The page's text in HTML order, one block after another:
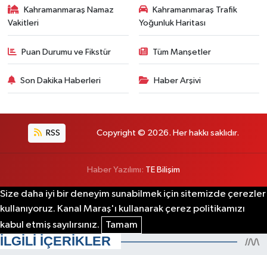
Kahramanmaraş Namaz
Vakitleri
Kahramanmaraş Trafik
Yoğunluk Haritası
Puan Durumu ve Fikstür Tüm Manşetler
Son Dakika Haberleri Haber Arşivi
RSS Copyright © 2026. Her hakkı saklıdır.
Haber Yazılımı: TE Bilişim
Size daha iyi bir deneyim sunabilmek için sitemizde çerezler
kullanıyoruz. Kanal Maraş'ı kullanarak çerez politikamızı
kabul etmiş sayılırsınız.
Tamam